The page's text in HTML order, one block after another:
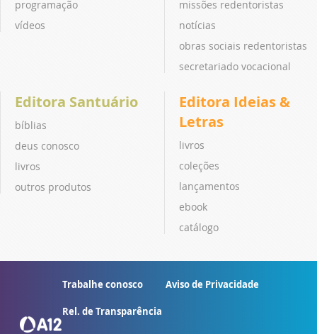
programação
vídeos
missões redentoristas
notícias
obras sociais redentoristas
secretariado vocacional
Editora Santuário
bíblias
deus conosco
livros
outros produtos
Editora Ideias &
Letras
livros
coleções
lançamentos
ebook
catálogo
Trabalhe conosco Aviso de Privacidade
Rel. de Transparência